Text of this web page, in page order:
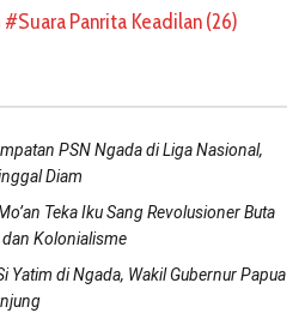
Suara Panrita Keadilan(26)
PSN Ngada di Liga Nasional,
Diam
Teka Iku Sang Revolusioner Buta
Kolonialisme
Yatim di Ngada, Wakil Gubernur Papua